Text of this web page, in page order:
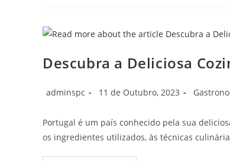
Descubra a Deliciosa
adminspc 11 de Outubro, 2023
Portugal é um país conhecido pela sua
os ingredientes utilizados, às técnicas